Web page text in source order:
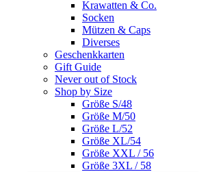
Krawatten & Co.
Socken
Mützen & Caps
Diverses
Geschenkkarten
Gift Guide
Never out of Stock
Shop by Size
Größe S/48
Größe M/50
Größe L/52
Größe XL/54
Größe XXL / 56
Größe 3XL / 58